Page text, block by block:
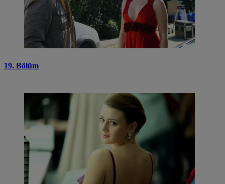
19. Bölüm